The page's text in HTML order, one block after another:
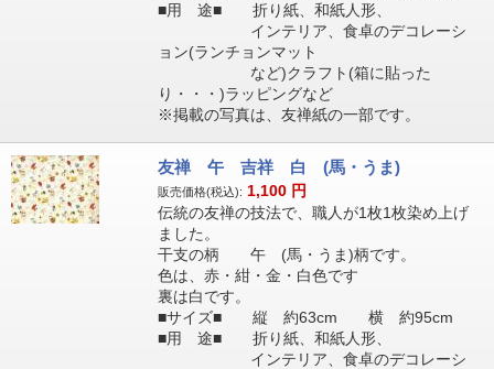
■用 途■ 折り紙、和紙人形、
インテリア、食卓のデコレーシ
ョン(ランチョンマット
など)クラフト(箱に貼った
り・・・)ラッピングなど
※掲載の写真は、友禅紙の一部です。
友禅 午 吉祥 白 (馬・うま)
販売価格(税込): 1,100 円
伝統の友禅の技法で、職人が1枚1枚染め上げ
ました。
干支の柄 午 (馬・うま)柄です。
色は、赤・紺・金・白色です
裏は白です。
■サイズ■ 縦 約63cm 横 約95cm
■用 途■ 折り紙、和紙人形、
インテリア、食卓のデコレーシ